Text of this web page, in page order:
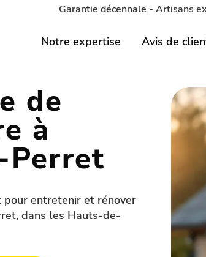
Garantie décennale - Artisans
Notre expertise Avis de
de
à
pour entretenir et rénover
dans les Hauts-de-